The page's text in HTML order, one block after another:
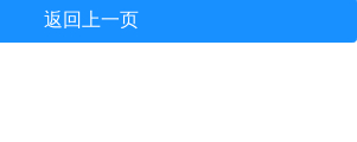
返回上一页